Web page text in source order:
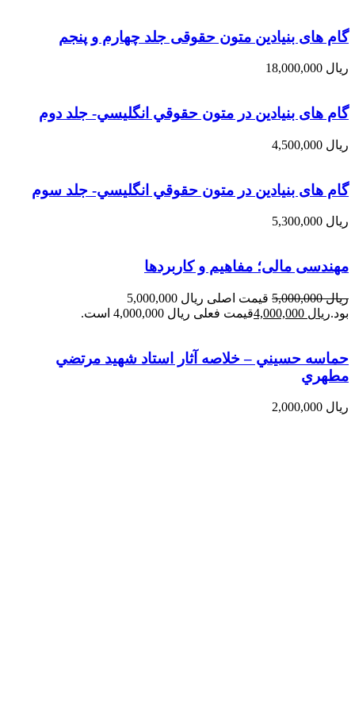
گام های بنیادین متون حقوقی جلد چهارم و پنجم
ریال
گام های بنیادین در متون حقوقي انگليسي- جلد دوم
ریال
گام های بنیادین در متون حقوقي انگليسي- جلد سوم
ریال
مهندسی مالی؛ مفاهیم و کاربردها
ریال5,000,000
قیمت اصلی ریال 5,000,000
بود.ریال قیمت فعلی ریال 4,000,000 است.
حماسه حسيني – خلاصه آثار استاد شهيد مرتضي
مطهري
ریال